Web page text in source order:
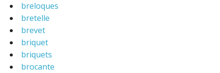
breloques
bretelle
brevet
briquet
briquets
brocante